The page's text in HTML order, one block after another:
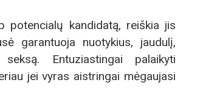
kandidatą, reiškia jis
garantuoja nuotykius, jaudulį,
Entuziastingai palaikyti
jei vyras aistringai mėgaujasi